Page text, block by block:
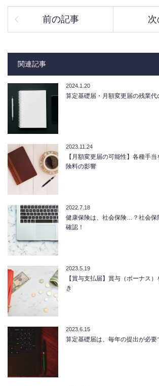
前の記事
関連記事
2024.1.20
算定基礎届・月額変更届の残業代
2023.11.24
【月額変更届の可能性】各種手
険料の影響
2022.7.18
健康保険は、社会保険…？社会保
確認！
2023.5.19
【賞与支払届】賞与（ボーナス
き
2023.6.15
算定基礎届は、毎年の提出が必要